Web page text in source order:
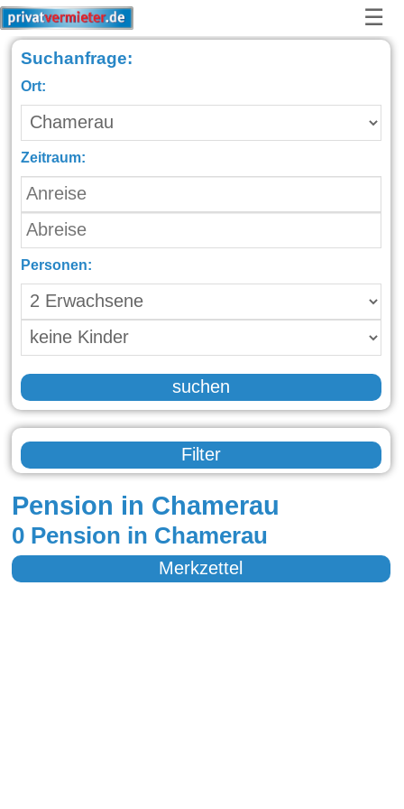
☰
Suchanfrage:
Ort:
Zeitraum:
Personen:
suchen
Filter
Pension in Chamerau
0 Pension in Chamerau
Merkzettel